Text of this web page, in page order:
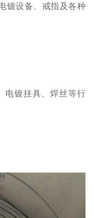
镀设备、戒指及各种
电镀挂具、焊丝等行